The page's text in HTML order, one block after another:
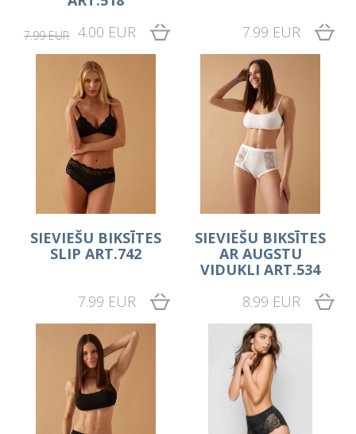
7.99 EUR 4.00 EUR 7.99 EUR
SIEVIEŠU BIKSĪTES
SLIP ART.742
7.99 EUR
SIEVIEŠU BIKSĪTES
AR AUGSTU
VIDUKLI ART.534
8.99 EUR